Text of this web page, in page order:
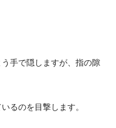
手で隠しますが、指の隙
るのを目撃します。